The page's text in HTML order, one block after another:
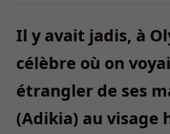
Il y avait jadis, à
célèbre où on
étrangler de ses
(Adikia) au visage